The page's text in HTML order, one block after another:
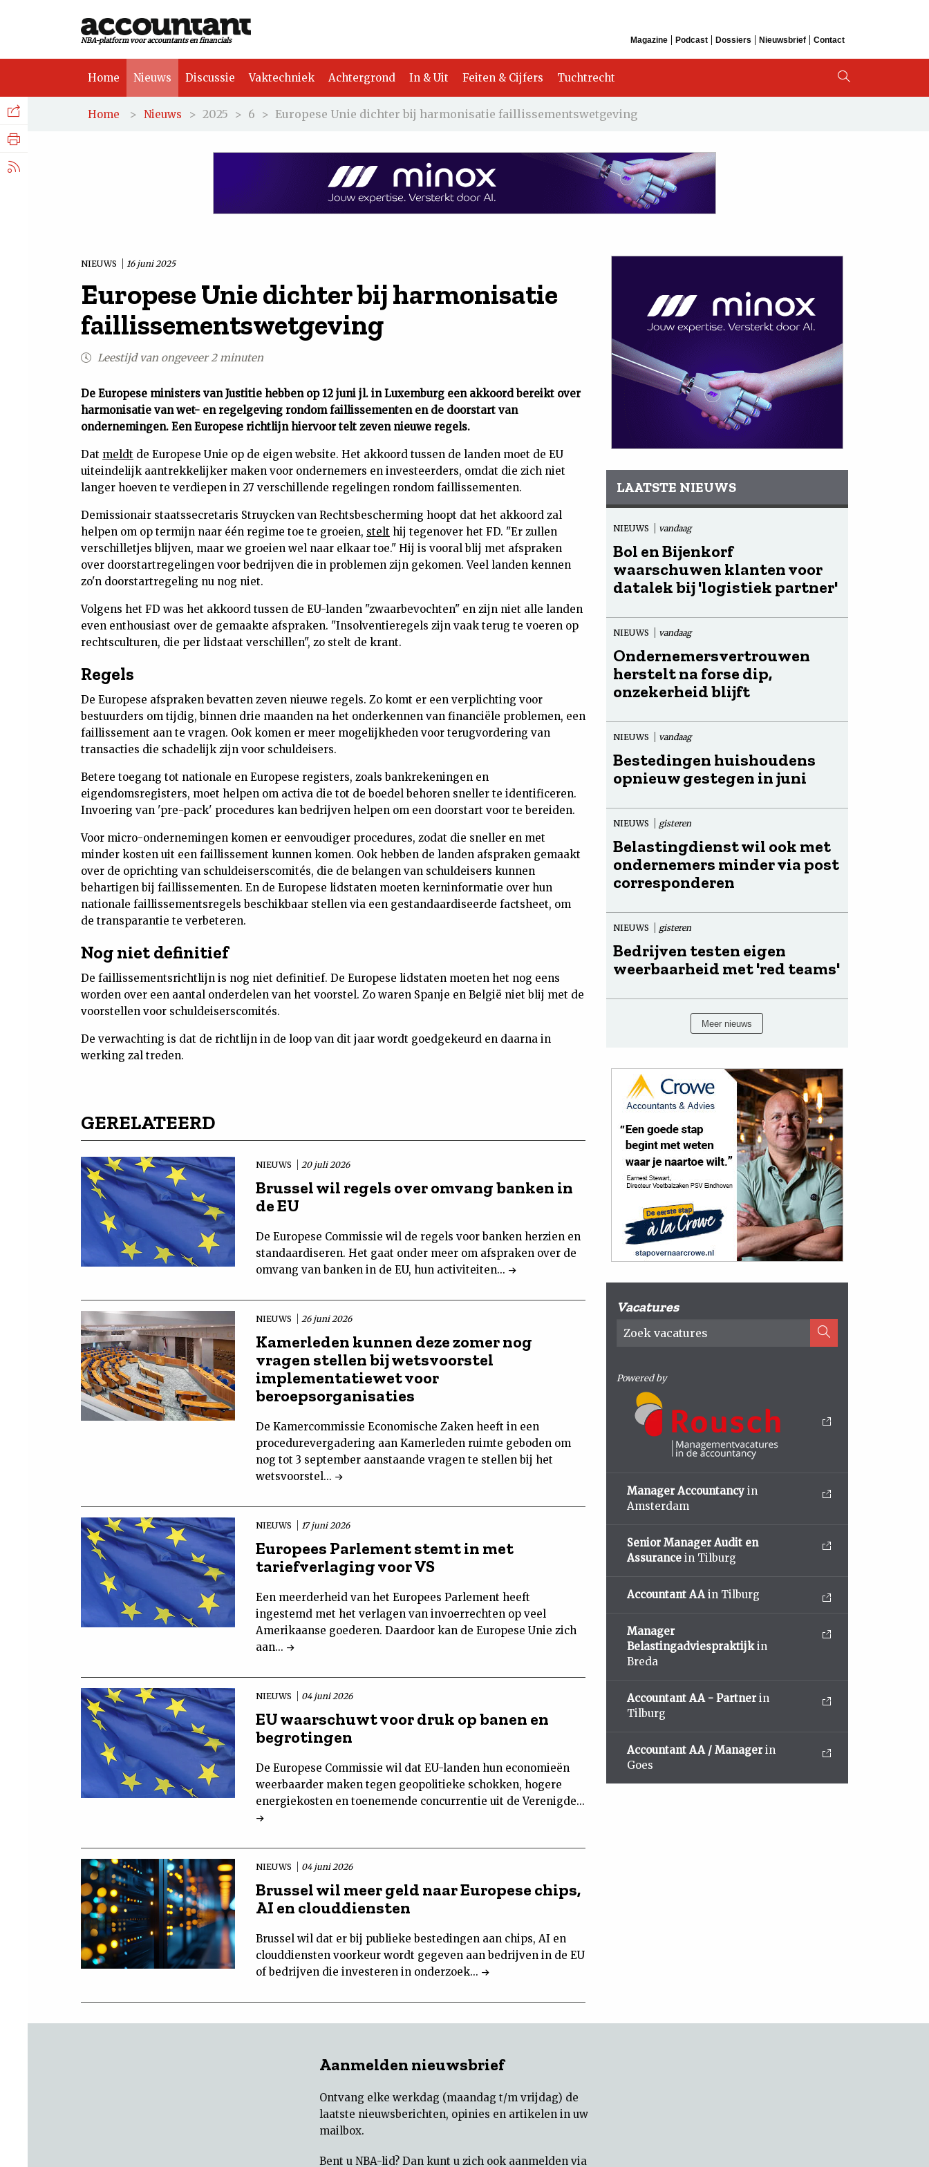
NBA-platform voor accountants en financials Magazine Podcast Dossiers Nieuwsbrief Contact
Home Nieuws Discussie Vaktechniek Achtergrond In & Uit Feiten & Cijfers Tuchtrecht
Home > Nieuws > 2025 > 6 > Europese Unie dichter bij harmonisatie faillissementswetgeving
NIEUWS 16 juni 2025
Europese Unie dichter bij harmonisatie
faillissementswetgeving
Leestijd van ongeveer 2 minuten
De Europese ministers van Justitie hebben op 12 juni jl. in Luxemburg een akkoord bereikt over
harmonisatie van wet- en regelgeving rondom faillissementen en de doorstart van
ondernemingen. Een Europese richtlijn hiervoor telt zeven nieuwe regels.
Dat meldt de Europese Unie op de eigen website. Het akkoord tussen de landen moet de EU
uiteindelijk aantrekkelijker maken voor ondernemers en investeerders, omdat die zich niet
langer hoeven te verdiepen in 27 verschillende regelingen rondom faillissementen.
Demissionair staatssecretaris Struycken van Rechtsbescherming hoopt dat het akkoord zal
helpen om op termijn naar één regime toe te groeien, stelt hij tegenover het FD. "Er zullen
verschilletjes blijven, maar we groeien wel naar elkaar toe." Hij is vooral blij met afspraken
over doorstartregelingen voor bedrijven die in problemen zijn gekomen. Veel landen kennen
zo'n doorstartregeling nu nog niet.
Volgens het FD was het akkoord tussen de EU-landen "zwaarbevochten" en zijn niet alle landen
even enthousiast over de gemaakte afspraken. "Insolventieregels zijn vaak terug te voeren op
rechtsculturen, die per lidstaat verschillen", zo stelt de krant.
Regels
De Europese afspraken bevatten zeven nieuwe regels. Zo komt er een verplichting voor
bestuurders om tijdig, binnen drie maanden na het onderkennen van financiële problemen, een
faillissement aan te vragen. Ook komen er meer mogelijkheden voor terugvordering van
transacties die schadelijk zijn voor schuldeisers.
Betere toegang tot nationale en Europese registers, zoals bankrekeningen en
eigendomsregisters, moet helpen om activa die tot de boedel behoren sneller te identificeren.
Invoering van 'pre-pack' procedures kan bedrijven helpen om een doorstart voor te bereiden.
Voor micro-ondernemingen komen er eenvoudiger procedures, zodat die sneller en met
minder kosten uit een faillissement kunnen komen. Ook hebben de landen afspraken gemaakt
over de oprichting van schuldeiserscomités, die de belangen van schuldeisers kunnen
behartigen bij faillissementen. En de Europese lidstaten moeten kerninformatie over hun
nationale faillissementsregels beschikbaar stellen via een gestandaardiseerde factsheet, om
de transparantie te verbeteren.
Nog niet definitief
De faillissementsrichtlijn is nog niet definitief. De Europese lidstaten moeten het nog eens
worden over een aantal onderdelen van het voorstel. Zo waren Spanje en België niet blij met de
voorstellen voor schuldeiserscomités.
De verwachting is dat de richtlijn in de loop van dit jaar wordt goedgekeurd en daarna in
werking zal treden.
GERELATEERD
NIEUWS 20 juli 2026
Brussel wil regels over omvang banken in
de EU
De Europese Commissie wil de regels voor banken herzien en
standaardiseren. Het gaat onder meer om afspraken over de
omvang van banken in de EU, hun activiteiten...
NIEUWS 26 juni 2026
Kamerleden kunnen deze zomer nog
vragen stellen bij wetsvoorstel
implementatiewet voor
beroepsorganisaties
De Kamercommissie Economische Zaken heeft in een
procedurevergadering aan Kamerleden ruimte geboden om
nog tot 3 september aanstaande vragen te stellen bij het
wetsvoorstel...
NIEUWS 17 juni 2026
Europees Parlement stemt in met
tariefverlaging voor VS
Een meerderheid van het Europees Parlement heeft
ingestemd met het verlagen van invoerrechten op veel
Amerikaanse goederen. Daardoor kan de Europese Unie zich
aan...
NIEUWS 04 juni 2026
EU waarschuwt voor druk op banen en
begrotingen
De Europese Commissie wil dat EU-landen hun economieën
weerbaarder maken tegen geopolitieke schokken, hogere
energiekosten en toenemende concurrentie uit de Verenigde...
NIEUWS 04 juni 2026
Brussel wil meer geld naar Europese chips,
AI en clouddiensten
Brussel wil dat er bij publieke bestedingen aan chips, AI en
clouddiensten voorkeur wordt gegeven aan bedrijven in de EU
of bedrijven die investeren in onderzoek...
LAATSTE NIEUWS
NIEUWS vandaag
Bol en Bijenkorf
waarschuwen klanten voor
datalek bij 'logistiek partner'
NIEUWS vandaag
Ondernemersvertrouwen
herstelt na forse dip,
onzekerheid blijft
NIEUWS vandaag
Bestedingen huishoudens
opnieuw gestegen in juni
NIEUWS gisteren
Belastingdienst wil ook met
ondernemers minder via post
corresponderen
NIEUWS gisteren
Bedrijven testen eigen
weerbaarheid met 'red teams'
Meer nieuws
Vacatures
Powered by
Manager Accountancy in
Amsterdam
Senior Manager Audit en
Assurance in Tilburg
Accountant AAin Tilburg
Manager
Belastingadviespraktijkin
Breda
Accountant AA - Partner in
Tilburg
Accountant AA / Manager in
Goes
Facebook
Nieuws
Aanmelden nieuwsbrief
Ontvang elke werkdag (maandag t/m vrijdag) de
laatste nieuwsberichten, opinies en artikelen in uw
mailbox.
Bent u NBA-lid? Dan kunt u zich ook aanmelden via